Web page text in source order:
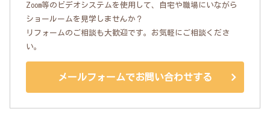
Zoom等のビデオシステムを使用して、自宅や職場にいながら
ショールームを見学しませんか？
リフォームのご相談も大歓迎です。お気軽にご相談くださ
い。
メールフォームでお問い合わせする